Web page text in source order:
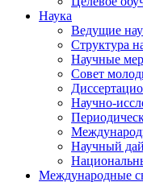
Наука
Ведущие
Структура
Научные
Совет
Научно-
Научный
Международные